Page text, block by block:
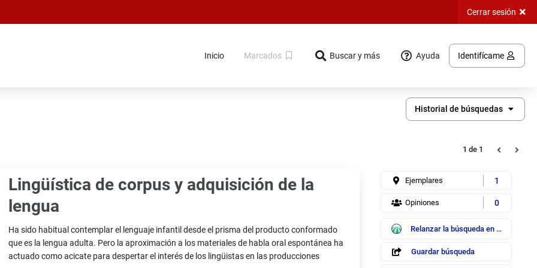
Cerrar sesión
Inicio Marcados Buscar y más Ayuda Identifícame
Historial de búsquedas
Registro
1 de 1 Registros
Lingüística de corpus y adquisición de la
lengua
Sumario,
etc.
Ha sido habitual contemplar el lenguaje infantil desde el prisma del producto conformado
que es la lengua adulta. Pero la aproximación a los materiales de habla oral espontánea ha
actuado como acicate para despertar el interés de los lingüistas en las producciones
Ejemplares 1
Opiniones 0
Ebsco /
búsqueda
Relanzar la búsqueda en
EDS
Guardar búsqueda